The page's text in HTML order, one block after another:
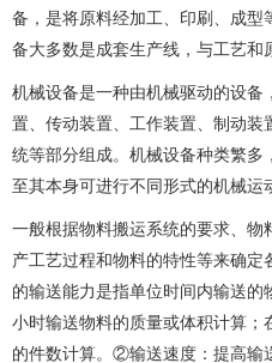
备，是将原料经加工、印刷、成
备大多数是成套生产线，与工艺和
机械设备是一种由机械驱动的设备
置、传动装置、工作装置、制动
统等部分组成。机械设备种类繁
至其本身可进行不同形式的机械运
一般根据物料搬运系统的要求、物
产工艺过程和物料的特性等来确
的输送能力是指单位时间内输送
小时输送物料的质量或体积计算；
的件数计算。②输送速度：提高输